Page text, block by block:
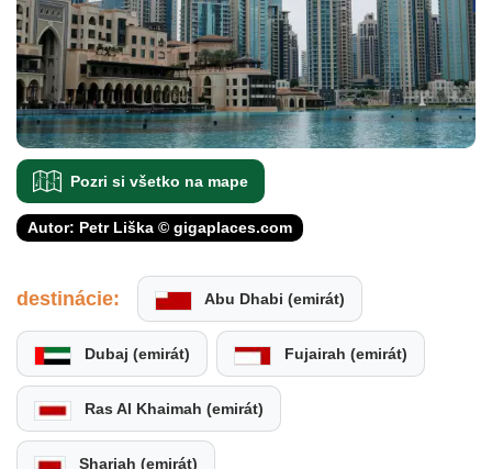
Pozri si všetko na mape
Autor: Petr Liška © gigaplaces.com
destinácie: Abu Dhabi (emirát)
Dubaj (emirát) Fujairah (emirát)
Ras Al Khaimah (emirát)
Sharjah (emirát)